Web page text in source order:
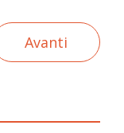
Avanti